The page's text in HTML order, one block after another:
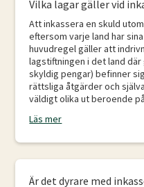
Vilka lagar gäller vid
Att inkassera en skuld
eftersom varje land har
huvudregel gäller att
lagstiftningen i det land
skyldig pengar) befinner
rättsliga åtgärder och
väldigt olika ut beroende
Läs mer
Är det dyrare med